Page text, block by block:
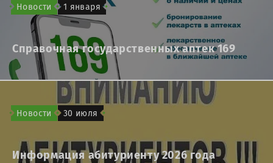
Новости 1 января
Справочная государственных аптек 169
Новости 30 июля
Информация абитуриенту 2026 года